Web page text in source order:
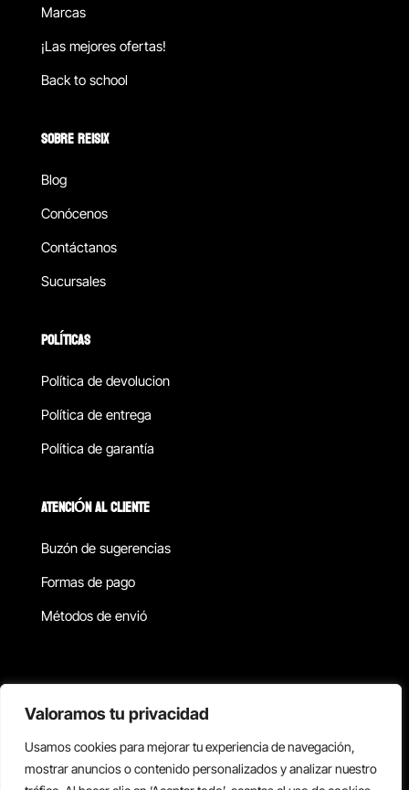
Valoramos tu privacidad
Usamos cookies para mejorar tu experiencia de navegación,
mostrar anuncios o contenido personalizados y analizar nuestro
Marcas
¡Las mejores ofertas!
Back to school
SOBRE REISIX
Blog
Conócenos
Contáctanos
Sucursales
POLÍTICAS
Política de devolucion
Política de entrega
Política de garantía
ATENCIÓN AL CLIENTE
Buzón de sugerencias
Formas de pago
Métodos de envió
Copyright © 2026 Reisix. Todos los derechos reservados.